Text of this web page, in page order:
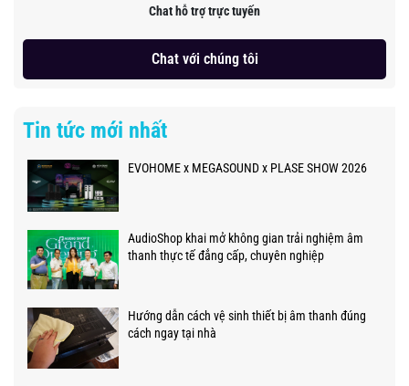
Chat hỗ trợ trực tuyến
Chat với chúng tôi
Tin tức mới nhất
EVOHOME x MEGASOUND x PLASE SHOW 2026
AudioShop khai mở không gian trải nghiệm âm
thanh thực tế đẳng cấp, chuyên nghiệp
Hướng dẫn cách vệ sinh thiết bị âm thanh đúng
cách ngay tại nhà